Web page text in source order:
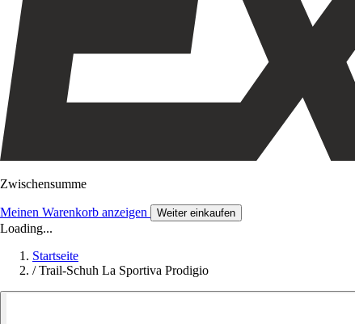
Zwischensumme
Meinen Warenkorb anzeigen Weiter einkaufen
Loading...
Startseite
/ Trail-Schuh La Sportiva Prodigio